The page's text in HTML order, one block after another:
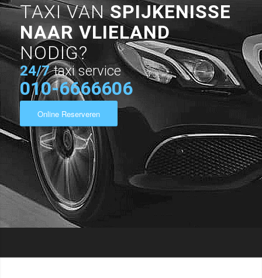
TAXI VANSPIJKENISSE
NAAR VLIELAND
NODIG?
24/7 taxi service
010-6666606
Online Reserveren